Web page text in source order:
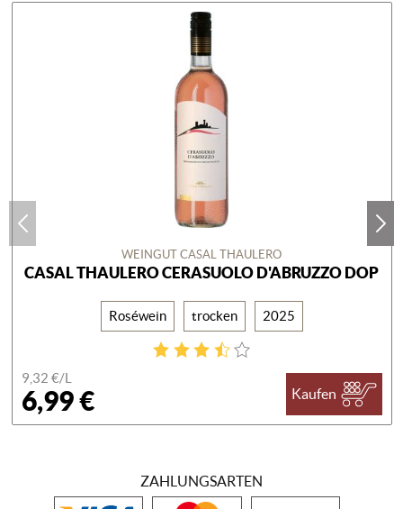
WEINGUT CASAL THAULERO
CASAL THAULERO CERASUOLO D'ABRUZZO DOP
Roséwein trocken 2025
9,32 €/L
6,99 € Kaufen
ZAHLUNGSARTEN